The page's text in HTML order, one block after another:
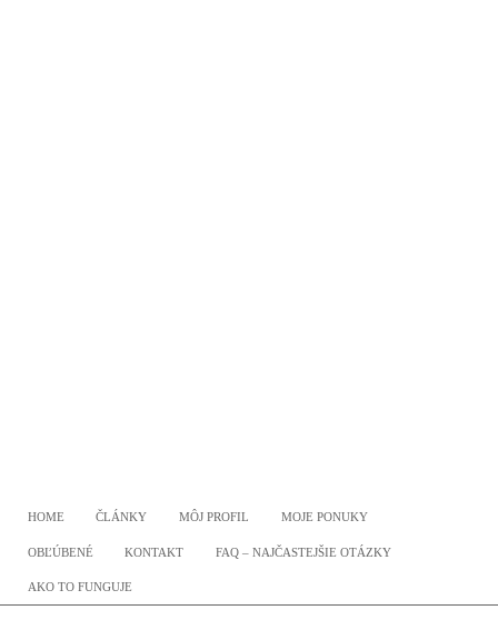
Menu
SKIP TO CONTENT
HOME ČLÁNKY MÔJ PROFIL MOJE PONUKY
OBĽÚBENÉ KONTAKT FAQ – NAJČASTEJŠIE OTÁZKY
AKO TO FUNGUJE